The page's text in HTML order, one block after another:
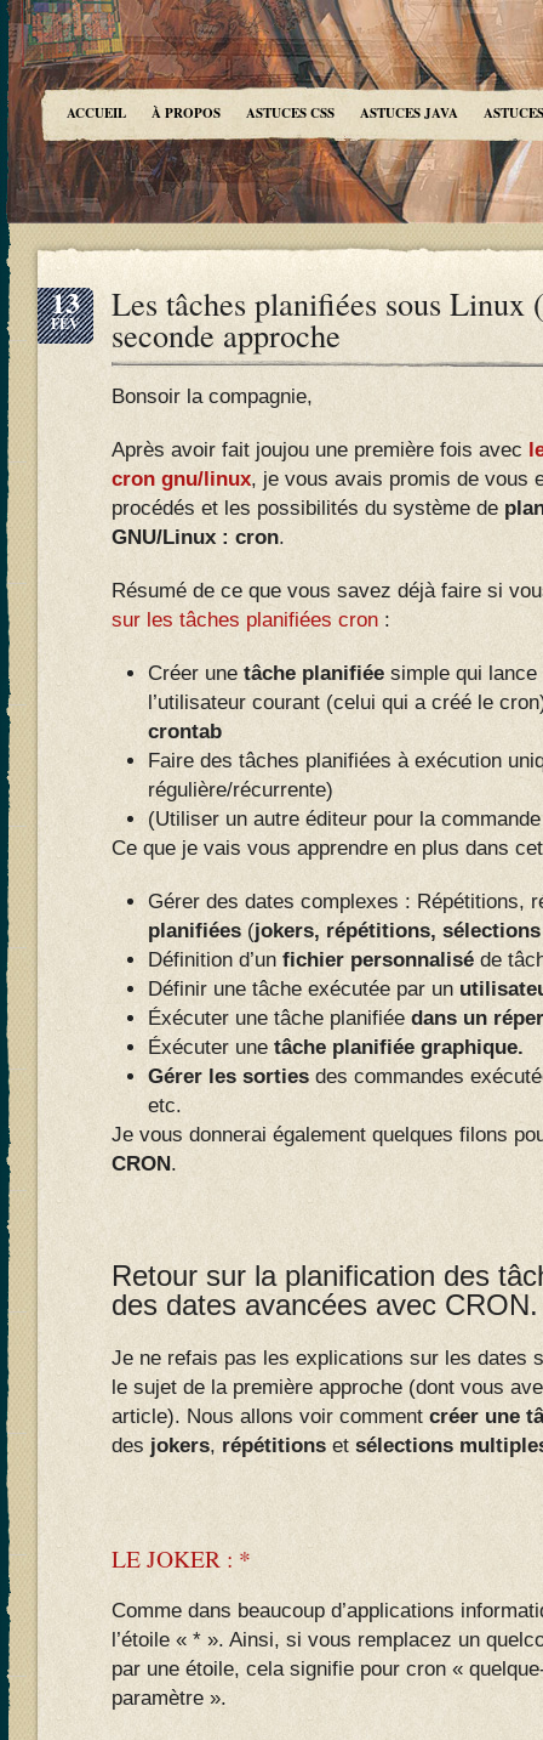
ACCUEIL À PROPOS ASTUCES CSS ASTUCES JAVA
13
FÉV Les tâches planifiées sous Linux
seconde approche
Bonsoir la compagnie,
Après avoir fait joujou une première fois avec
cron gnu/linux, je vous avais promis de vous
procédés et les possibilités du système de
GNU/Linux : cron.
Résumé de ce que vous savez déjà faire si
sur les tâches planifiées cron :
Créer une tâche planifiée simple qui
l’utilisateur courant (celui qui a créé le
crontab
Faire des tâches planifiées à exécution
régulière/récurrente)
(Utiliser un autre éditeur pour la
Ce que je vais vous apprendre en plus dans
Gérer des dates complexes : Répétitions,
planifiées (jokers, répétitions,
Définition d’un fichier personnalisé de
Définir une tâche exécutée par un
Éxécuter une tâche planifiée dans un
Éxécuter une tâche planifiée graphique.
Gérer les sorties des commandes
etc.
Je vous donnerai également quelques filons
CRON.
Retour sur la planification des
des dates avancées avec CRON.
Je ne refais pas les explications sur les dates
le sujet de la première approche (dont vous
article). Nous allons voir comment créer une
des jokers,répétitions et sélections
LE JOKER : *
Comme dans beaucoup d’applications
l’étoile « * ». Ainsi, si vous remplacez un
par une étoile, cela signifie pour cron «
paramètre ».